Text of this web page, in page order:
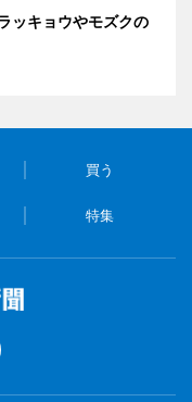
ッキョウやモズクの
買う
特集